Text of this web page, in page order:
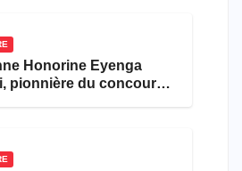
Honorine Eyenga
pionnière du concours